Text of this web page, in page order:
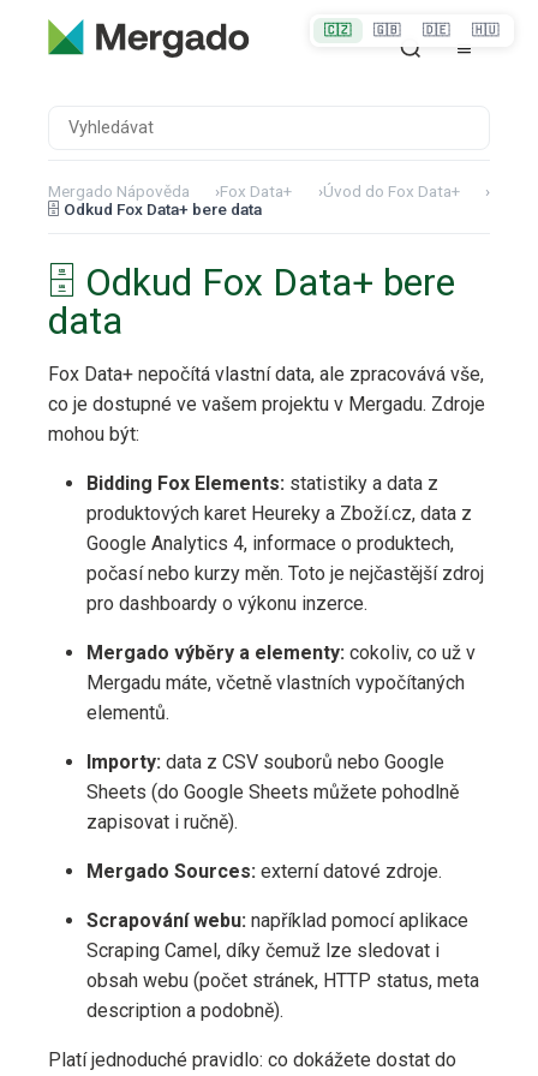
Mergado Nápověda ›Fox Data+ ›Úvod do Fox Data+
›
🗄️ Odkud Fox Data+ bere data
🗄️ Odkud Fox Data+ bere
data
Fox Data+ nepočítá vlastní data, ale zpracovává vše,
co je dostupné ve vašem projektu v Mergadu. Zdroje
mohou být:
Bidding Fox Elements: statistiky a data z
produktových karet Heureky a Zboží.cz, data z
Google Analytics 4, informace o produktech,
počasí nebo kurzy měn. Toto je nejčastější zdroj
pro dashboardy o výkonu inzerce.
Mergado výběry a elementy: cokoliv, co už v
Mergadu máte, včetně vlastních vypočítaných
elementů.
Importy: data z CSV souborů nebo Google
Sheets (do Google Sheets můžete pohodlně
zapisovat i ručně).
Mergado Sources: externí datové zdroje.
Scrapování webu: například pomocí aplikace
Scraping Camel, díky čemuž lze sledovat i
obsah webu (počet stránek, HTTP status, meta
description a podobně).
Platí jednoduché pravidlo: co dokážete dostat do
🇨🇿 🇬🇧 🇩🇪 🇭🇺